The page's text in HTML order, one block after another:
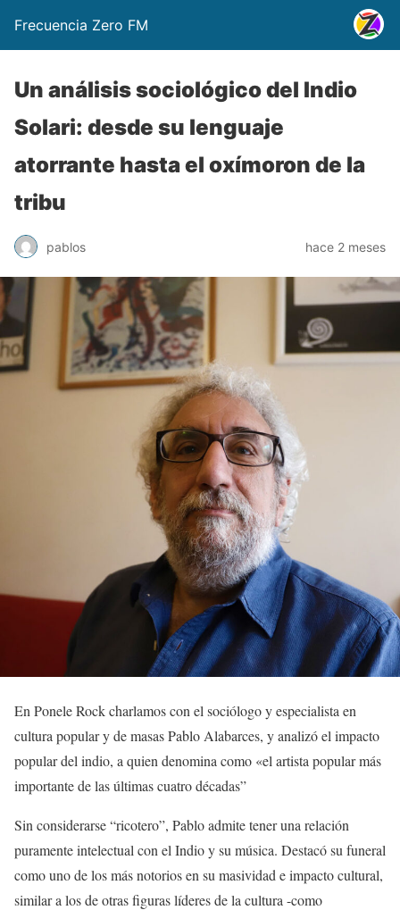
Frecuencia Zero FM
Un análisis sociológico del Indio
Solari: desde su lenguaje
atorrante hasta el oxímoron de la
tribu
pablos hace 2 meses
En Ponele Rock charlamos con el sociólogo y especialista en
cultura popular y de masas Pablo Alabarces, y analizó el impacto
popular del indio, a quien denomina como «el artista popular más
importante de las últimas cuatro décadas”
Sin considerarse “ricotero”, Pablo admite tener una relación
puramente intelectual con el Indio y su música. Destacó su funeral
como uno de los más notorios en su masividad e impacto cultural,
similar a los de otras figuras líderes de la cultura -como